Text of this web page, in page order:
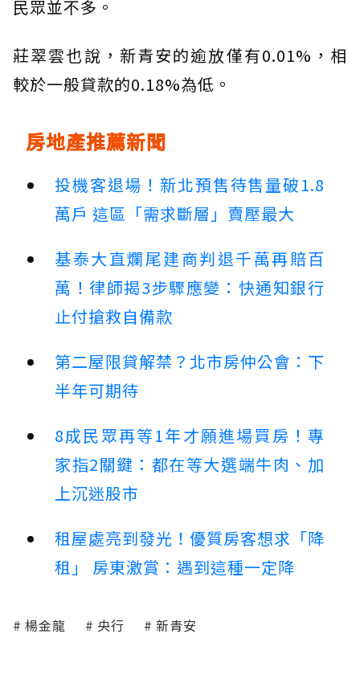
民眾並不多。
莊翠雲也說，新青安的逾放僅有0.01%，相
較於一般貸款的0.18%為低。
房地產推薦新聞
投機客退場！新北預售待售量破1.8
萬戶 這區「需求斷層」賣壓最大
基泰大直爛尾建商判退千萬再賠百
萬！律師揭3步驟應變：快通知銀行
止付搶救自備款
第二屋限貸解禁？北市房仲公會：下
半年可期待
8成民眾再等1年才願進場買房！專
家指2關鍵：都在等大選端牛肉、加
上沉迷股市
租屋處亮到發光！優質房客想求「降
租」 房東激賞：遇到這種一定降
楊金龍 央行 新青安